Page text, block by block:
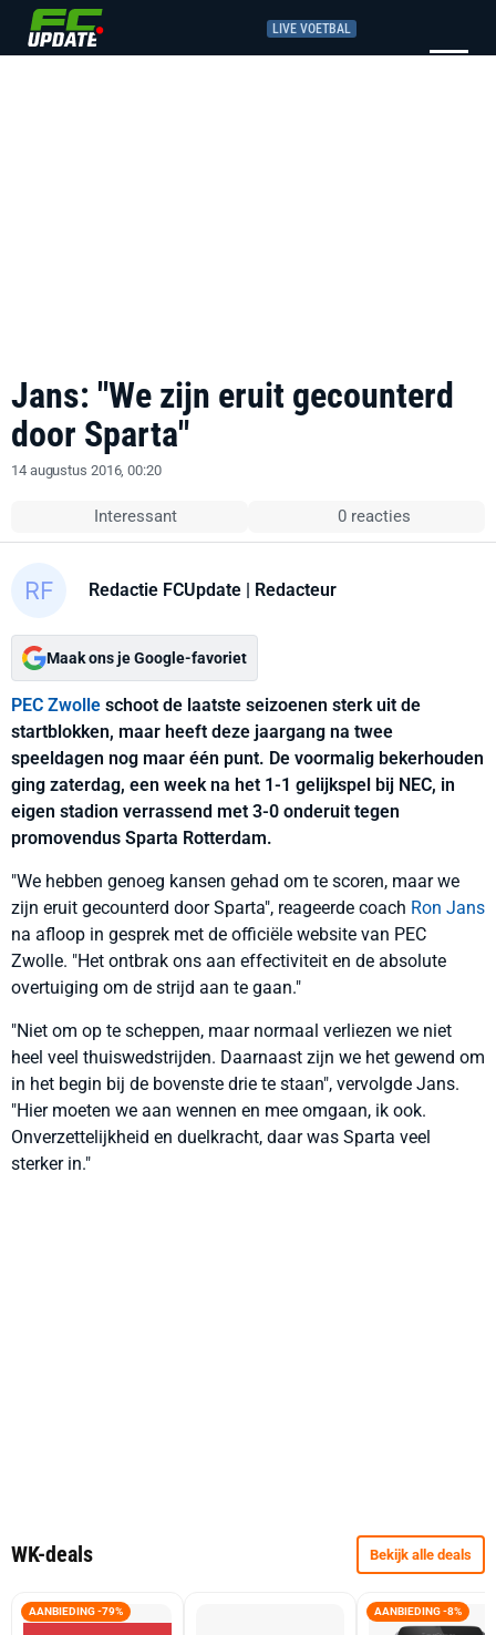
LIVE VOETBAL
Jans: "We zijn eruit gecounterd
door Sparta"
14 augustus 2016, 00:20
Interessant 0 reacties
Redactie FCUpdate | Redacteur
Maak ons je Google-favoriet
PEC Zwolle schoot de laatste seizoenen sterk uit de
startblokken, maar heeft deze jaargang na twee
speeldagen nog maar één punt. De voormalig bekerhouden
ging zaterdag, een week na het 1-1 gelijkspel bij NEC, in
eigen stadion verrassend met 3-0 onderuit tegen
promovendus Sparta Rotterdam.
"We hebben genoeg kansen gehad om te scoren, maar we
zijn eruit gecounterd door Sparta", reageerde coach Ron Jans
na afloop in gesprek met de officiële website van PEC
Zwolle. "Het ontbrak ons aan effectiviteit en de absolute
overtuiging om de strijd aan te gaan."
"Niet om op te scheppen, maar normaal verliezen we niet
heel veel thuiswedstrijden. Daarnaast zijn we het gewend om
in het begin bij de bovenste drie te staan", vervolgde Jans.
"Hier moeten we aan wennen en mee omgaan, ik ook.
Onverzettelijkheid en duelkracht, daar was Sparta veel
sterker in."
WK-deals Bekijk alle deals
AANBIEDING -79% AANBIEDING -8%